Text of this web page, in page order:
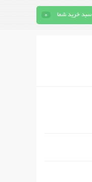
سبد خرید شما 0